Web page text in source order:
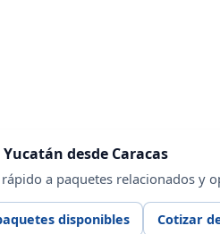
desde Caracas
rápido a paquetes relacionados y
disponibles Cotizar